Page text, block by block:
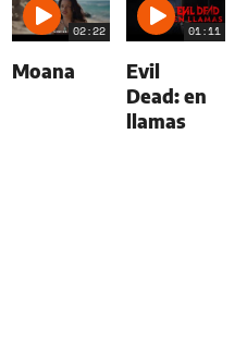
02:22
Moana
01:11
Evil
Dead: en
llamas